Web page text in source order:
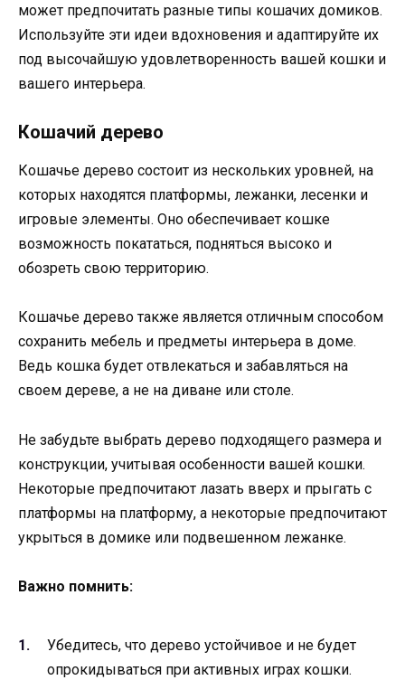
может предпочитать разные типы кошачих домиков.
Используйте эти идеи вдохновения и адаптируйте их
под высочайшую удовлетворенность вашей кошки и
вашего интерьера.
Кошачий дерево
Кошачье дерево состоит из нескольких уровней, на
которых находятся платформы, лежанки, лесенки и
игровые элементы. Оно обеспечивает кошке
возможность покататься, подняться высоко и
обозреть свою территорию.
Кошачье дерево также является отличным способом
сохранить мебель и предметы интерьера в доме.
Ведь кошка будет отвлекаться и забавляться на
своем дереве, а не на диване или столе.
Не забудьте выбрать дерево подходящего размера и
конструкции, учитывая особенности вашей кошки.
Некоторые предпочитают лазать вверх и прыгать с
платформы на платформу, а некоторые предпочитают
укрыться в домике или подвешенном лежанке.
Важно помнить:
Убедитесь, что дерево устойчивое и не будет
опрокидываться при активных играх кошки.